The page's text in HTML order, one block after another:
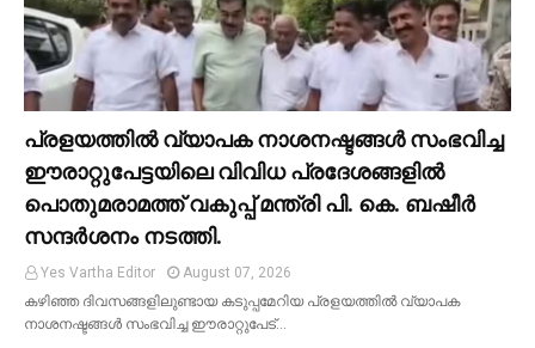
പ്രളയത്തിൽ വ്യാപക നാശനഷ്ടങ്ങൾ സംഭവിച്ച
ഈരാറ്റുപേട്ടയിലെ വിവിധ പ്രദേശങ്ങളിൽ
പൊതുമരാമത്ത് വകുപ്പ് മന്ത്രി പി. കെ. ബഷീർ
സന്ദർശനം നടത്തി.
Yes Vartha Editor
August 07, 2026
കഴിഞ്ഞ ദിവസങ്ങളിലുണ്ടായ കടുപ്പമേറിയ പ്രളയത്തിൽ വ്യാപക
നാശനഷ്ടങ്ങൾ സംഭവിച്ച ഈരാറ്റുപേട്…